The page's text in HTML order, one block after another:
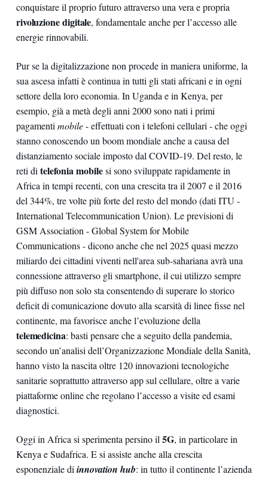
conquistare il proprio futuro attraverso una vera e propria
rivoluzione digitale, fondamentale anche per l’accesso alle
energie rinnovabili.
Pur se la digitalizzazione non procede in maniera uniforme, la
sua ascesa infatti è continua in tutti gli stati africani e in ogni
settore della loro economia. In Uganda e in Kenya, per
esempio, già a metà degli anni 2000 sono nati i primi
pagamenti mobile- effettuati con i telefoni cellulari - che oggi
stanno conoscendo un boom mondiale anche a causa del
distanziamento sociale imposto dal COVID-19. Del resto, le
reti di telefonia mobilesi sono sviluppate rapidamente in
Africa in tempi recenti, con una crescita tra il 2007 e il 2016
del 344%, tre volte più forte del resto del mondo (dati ITU -
International Telecommunication Union). Le previsioni di
GSM Association - Global System for Mobile
Communications - dicono anche che nel 2025 quasi mezzo
miliardo dei cittadini viventi nell'area sub-sahariana avrà una
connessione attraverso gli smartphone, il cui utilizzo sempre
più diffuso non solo sta consentendo di superare lo storico
deficit di comunicazione dovuto alla scarsità di linee fisse nel
continente, ma favorisce anche l’evoluzione della
telemedicina: basti pensare che a seguito della pandemia,
secondo un’analisi dell’Organizzazione Mondiale della Sanità,
hanno visto la nascita oltre 120 innovazioni tecnologiche
sanitarie soprattutto attraverso app sul cellulare, oltre a varie
piattaforme online che regolano l’accesso a visite ed esami
diagnostici.
Oggi in Africa si sperimenta persino il5G, in particolare in
Kenya e Sudafrica. E si assiste anche alla crescita
esponenziale diinnovation hub: in tutto il continente l’azienda